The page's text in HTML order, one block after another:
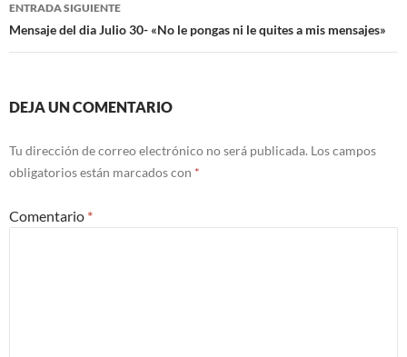
ENTRADA SIGUIENTE
Mensaje del dia Julio 30- «No le pongas ni le quites a mis mensajes»
DEJA UN COMENTARIO
Tu dirección de correo electrónico no será publicada. Los campos
obligatorios están marcados con *
Comentario *